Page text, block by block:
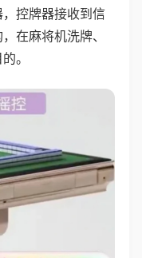
控牌器接收到信
在麻将机洗牌、
。